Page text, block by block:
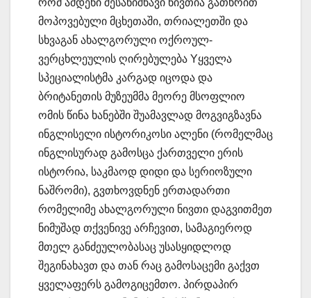
მოპოვებული მცხეთაში, თრიალეთში და
სხვაგან ახალგორული ოქროულ-
ვერცხლეულის ღირებულება Yყველა
სპეციალისტმა კარგად იცოდა და
ბრიტანეთის მუზეუმმა მეორე მსოფლიო
ომის წინა ხანებში შუამავლად მოგვიგზავნა
ინგლისელი ისტორიკოსი ალენი (რომელმაც
ინგლისურად გამოსცა ქართველი ერის
ისტორია, საკმაოდ დიდი და სერიოზული
ნაშრომი), გვთხოვდნენ ერთადართი
რომელიმე ახალგორული ნივთი დაგვითმეთ
ნიმუშად თქვენივე არჩევით, სამაგიეროდ
მთელ განძეულობასაც უსასყიდლოდ
შეგინახავთ და თან რაც გამოსაცემი გაქვთ
ყველაფერს გამოგიცემთო. პირდაპირ